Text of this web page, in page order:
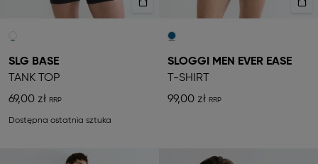
SLG BASE
TANK TOP
69,00 zł
Dostępna ostatnia sztuka
SLOGGI MEN EVER EASE
T-SHIRT
99,00 zł